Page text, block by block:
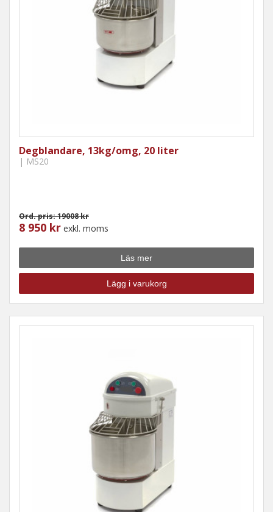
Degblandare, 13kg/omg, 20 liter
| MS20
Ord. pris: 19008 kr
8 950 kr exkl. moms
Läs mer
Lägg i varukorg